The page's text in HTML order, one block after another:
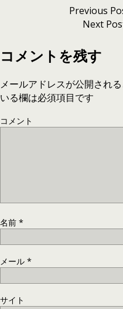
Previous
Next
コメントを残す
メールアドレスが公開される
いる欄は必須項目です
コメント
名前 *
メール *
サイト